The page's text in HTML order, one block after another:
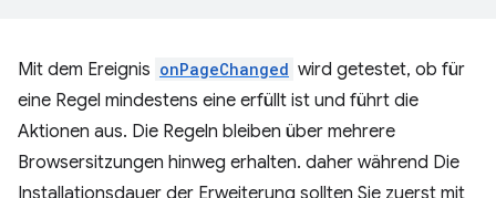
Mit dem Ereignis onPageChanged wird getestet, ob für
eine Regel mindestens eine erfüllt ist und führt die
Aktionen aus. Die Regeln bleiben über mehrere
Browsersitzungen hinweg erhalten. daher während Die
Installationsdauer der Erweiterung sollten Sie zuerst mit